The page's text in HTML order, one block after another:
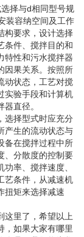
择与d相同型号规
装容纳空间及工作
构要求，设计选择
条件、搅拌目的和
特性和污水搅拌器
因果关系。按照所
动状态，工艺对搅
实验手段和计算机
直径。
选择型式时应充分
产生的流动状态与
备在搅拌过程中所
、分散度的控制要
率、搅拌速度、
艺条件，从减速机
扭矩来选择减速
这里了，希望以上
，如果大家有哪里